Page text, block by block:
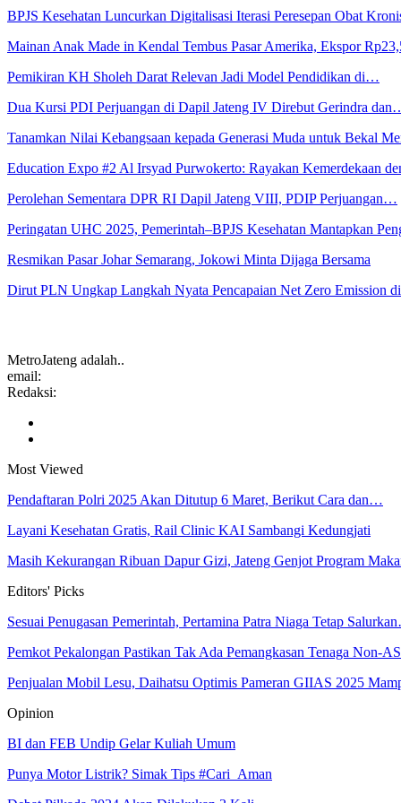
BPJS Kesehatan Luncurkan Digitalisasi Iterasi Peresepan Obat
Mainan Anak Made in Kendal Tembus Pasar Amerika, Ekspor
Pemikiran KH Sholeh Darat Relevan Jadi Model Pendidikan di…
Dua Kursi PDI Perjuangan di Dapil Jateng IV Direbut Gerindra
Tanamkan Nilai Kebangsaan kepada Generasi Muda untuk Bekal
Education Expo #2 Al Irsyad Purwokerto: Rayakan Kemerdekaan
Perolehan Sementara DPR RI Dapil Jateng VIII, PDIP Perjuangan…
Peringatan UHC 2025, Pemerintah–BPJS Kesehatan Mantapkan
Resmikan Pasar Johar Semarang, Jokowi Minta Dijaga Bersama
Dirut PLN Ungkap Langkah Nyata Pencapaian Net Zero Emission
MetroJateng adalah..
email:
Redaksi:
Most Viewed
Pendaftaran Polri 2025 Akan Ditutup 6 Maret, Berikut Cara dan…
Layani Kesehatan Gratis, Rail Clinic KAI Sambangi Kedungjati
Masih Kekurangan Ribuan Dapur Gizi, Jateng Genjot Program
Editors' Picks
Sesuai Penugasan Pemerintah, Pertamina Patra Niaga Tetap
Pemkot Pekalongan Pastikan Tak Ada Pemangkasan Tenaga Non-
Penjualan Mobil Lesu, Daihatsu Optimis Pameran GIIAS 2025
Opinion
BI dan FEB Undip Gelar Kuliah Umum
Punya Motor Listrik? Simak Tips #Cari_Aman